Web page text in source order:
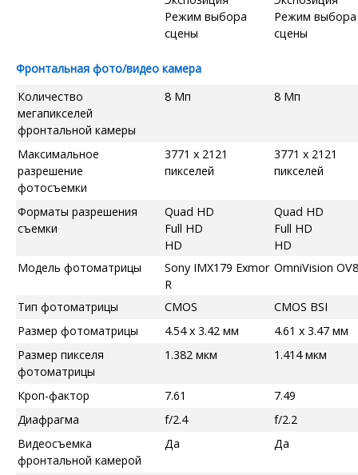
Режим выбора
сцены
Режим выбора
сцены
Фронтальная фото/видео камера
Количество
мегапикселей
фронтальной камеры
8 Мп 8 Мп
Максимальное
разрешение
фотосъемки
3771 x 2121
пикселей
3771 x 2121
пикселей
Форматы разрешения
съемки
Quad HD
Full HD
HD
Quad HD
Full HD
HD
Модель фотоматрицы
Sony IMX179 Exmor
R
OmniVision
Тип фотоматрицы CMOS
CMOS BSI
Размер фотоматрицы
4.54 x 3.42 мм
4.61 x 3.47 мм
Размер пикселя
фотоматрицы
1.382 мкм 1.414 мкм
Кроп-фактор 7.61
7.49
Диафрагма
f/2.4
f/2.2
Видеосъемка
фронтальной камерой
Да Да